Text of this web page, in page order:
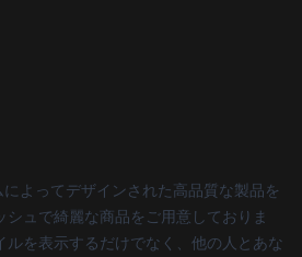
よってデザインされた高品質な製品を
シュで綺麗な商品をご用意しておりま
ルを表示するだけでなく、他の人とあな